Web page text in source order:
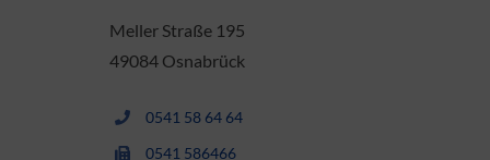
Meller Straße 195
49084 Osnabrück
0541 58 64 64
0541 586466